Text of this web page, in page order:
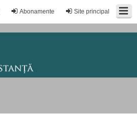
Site principal
Abonamente